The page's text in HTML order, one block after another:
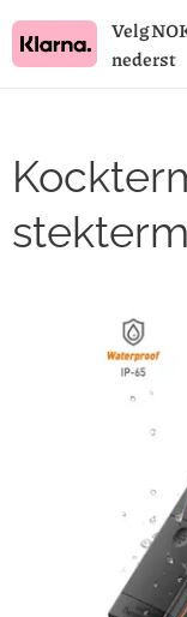
Velg
nederst